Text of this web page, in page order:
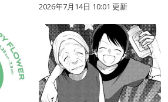
2026年7月14日 10:01 更新